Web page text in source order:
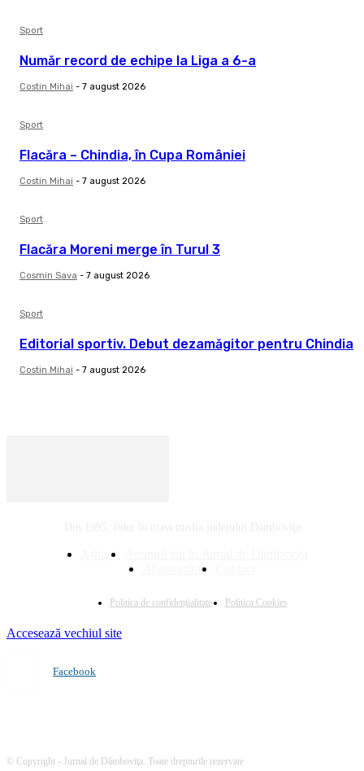
Sport
Număr record de echipe la Liga a 6-a
Costin Mihai - 7 august 2026
Sport
Flacăra – Chindia, în Cupa României
Costin Mihai - 7 august 2026
Sport
Flacăra Moreni merge în Turul 3
Cosmin Sava - 7 august 2026
Sport
Editorial sportiv. Debut dezamăgitor pentru Chindia
Costin Mihai - 7 august 2026
Arhivă
Abonează-te
Politica de confidenţialitate Politica Cookies
Accesează vechiul site
Facebook
© Copyright - Jurnal de Dâmboviţa. Toate drepturile rezervate